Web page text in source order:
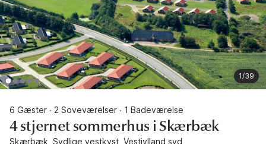
1/39
6 Gæster · 2 Soveværelser · 1 Badeværelse
4 stjernet sommerhus i Skærbæk
Skærbæk, Sydlige vestkyst, Vestjylland syd